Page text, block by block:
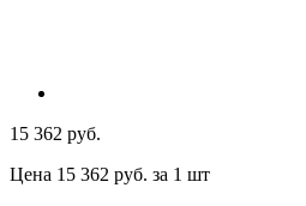
15 362 руб.
Цена 15 362 руб. за 1 шт